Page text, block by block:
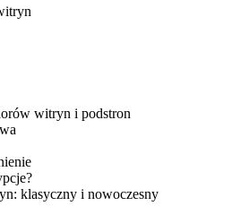
witryn i podstron
klasyczny i nowoczesny